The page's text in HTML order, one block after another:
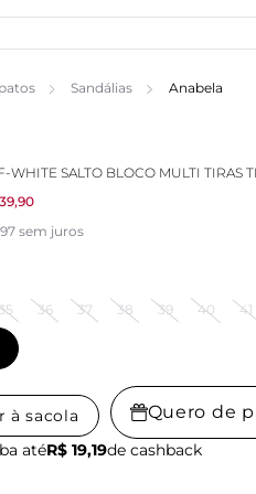
Sandálias Anabela
WHITE SALTO BLOCO MULTI TIRAS
sem juros
36 37 38 39 40 41
à sacola Quero de
atéR$ 19,19de cashback